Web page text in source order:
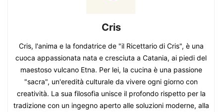
Cris
Cris, l'anima e la fondatrice de "il Ricettario di Cris", è una
cuoca appassionata nata e cresciuta a Catania, ai piedi del
maestoso vulcano Etna. Per lei, la cucina è una passione
"sacra", un'eredità culturale da vivere ogni giorno con
creatività. La sua filosofia unisce il profondo rispetto per la
tradizione con un ingegno aperto alle soluzioni moderne, alla